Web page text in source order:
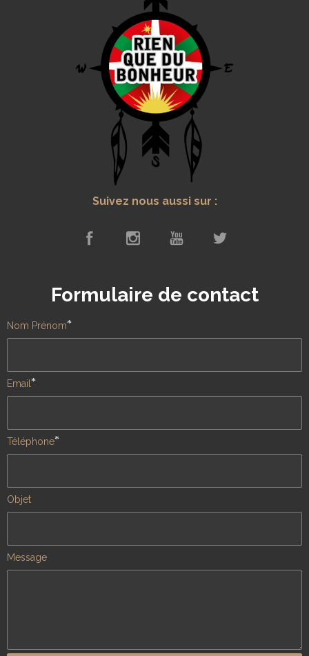
Suivez nous aussi sur :
Formulaire de contact
Nom Prénom*
Email *
Téléphone*
Objet
Message